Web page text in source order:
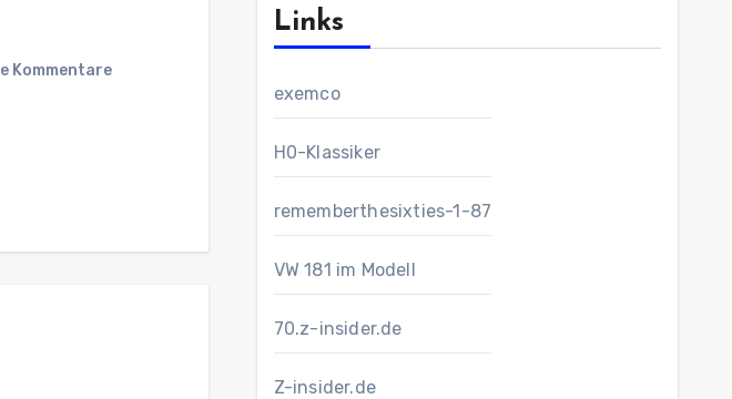
Kommentare
Links
exemco
H0-Klassiker
rememberthesixties-1-87
VW 181 im Modell
70.z-insider.de
Z-insider.de